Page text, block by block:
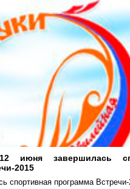
июня завершилась
2015
спортивная программа